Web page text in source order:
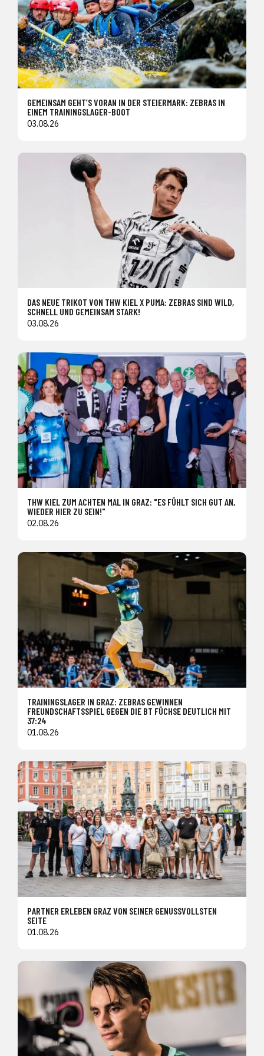
GEMEINSAM GEHT’S VORAN IN DER STEIERMARK: ZEBRAS IN
EINEM TRAININGSLAGER-BOOT
03.08.26
DAS NEUE TRIKOT VON THW KIEL X PUMA: ZEBRAS SIND WILD,
SCHNELL UND GEMEINSAM STARK!
03.08.26
THW KIEL ZUM ACHTEN MAL IN GRAZ: "ES FÜHLT SICH GUT AN,
WIEDER HIER ZU SEIN!"
02.08.26
TRAININGSLAGER IN GRAZ: ZEBRAS GEWINNEN
FREUNDSCHAFTSSPIEL GEGEN DIE BT FÜCHSE DEUTLICH MIT
37:24
01.08.26
PARTNER ERLEBEN GRAZ VON SEINER GENUSSVOLLSTEN
SEITE
01.08.26